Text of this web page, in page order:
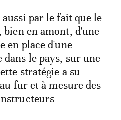
aussi par le fait que le
en amont, d'une
en place d'une
le pays, sur une
stratégie a su
fur et à mesure des